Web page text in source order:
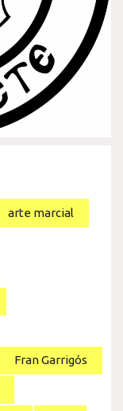
arte marcial
Fran Garrigós